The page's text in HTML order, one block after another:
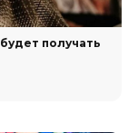
получать